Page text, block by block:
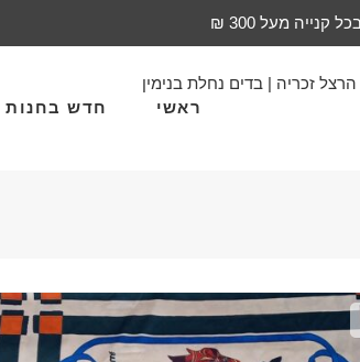
מעל 300 ₪
ראשי חדש בחנות